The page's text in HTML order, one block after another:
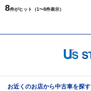
8件がヒット（1〜8件表示）
お近くのお店から中古車を探す